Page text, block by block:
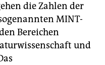
die Zahlen der
MINT-
Bereichen
und